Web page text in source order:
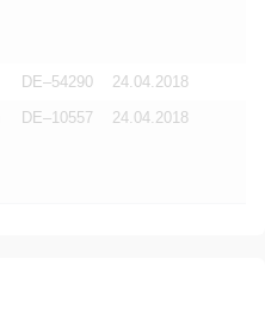
DE–54290
24.04.2018
DE–10557 24.04.2018